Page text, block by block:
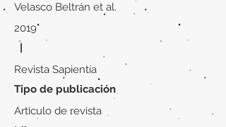
Velasco Beltrán et al.
2019
|
Revista Sapientía
Tipo de publicación
Artículo de revista